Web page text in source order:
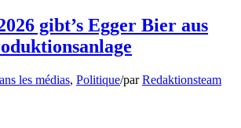
gibt’s Egger Bier aus
les médias, Politique/parRedaktionsteam